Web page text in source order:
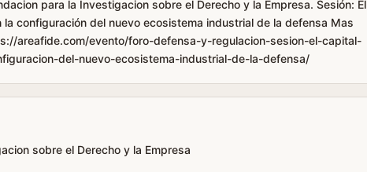
para la Investigacion sobre el Derecho y la Empresa. Sesión: El
configuración del nuevo ecosistema industrial de la defensa Mas
areafide.com/evento/foro-defensa-y-regulacion-sesion-el-capital-
del-nuevo-ecosistema-industrial-de-la-defensa/
sobre el Derecho y la Empresa